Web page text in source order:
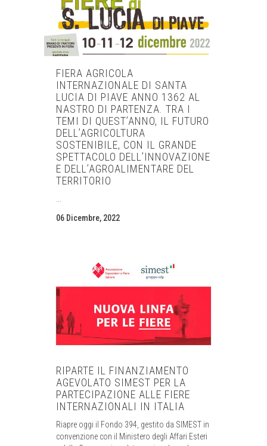
FIERA AGRICOLA
INTERNAZIONALE DI SANTA
LUCIA DI PIAVE ANNO 1362 AL
NASTRO DI PARTENZA. TRA I
TEMI DI QUEST’ANNO, IL FUTURO
DELL’AGRICOLTURA
SOSTENIBILE, CON IL GRANDE
SPETTACOLO DELL’INNOVAZIONE
E DELL’AGROALIMENTARE DEL
TERRITORIO
...
06 Dicembre, 2022
RIPARTE IL FINANZIAMENTO
AGEVOLATO SIMEST PER LA
PARTECIPAZIONE ALLE FIERE
INTERNAZIONALI IN ITALIA
Riapre oggi il Fondo 394, gestito da SIMEST in
convenzione con il Ministero degli Affari Esteri